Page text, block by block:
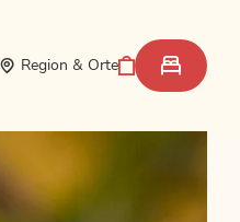
Region & Orte